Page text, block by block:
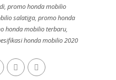
, promo honda mobilio
salatiga,promo honda
honda mobilio terbaru,
honda mobilio 2020